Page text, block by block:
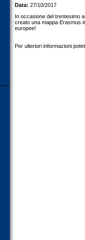
Data: 27/10/2017
In occasione del trentesimo
creato una mappa Erasmus
europee!
Per ulteriori informazioni